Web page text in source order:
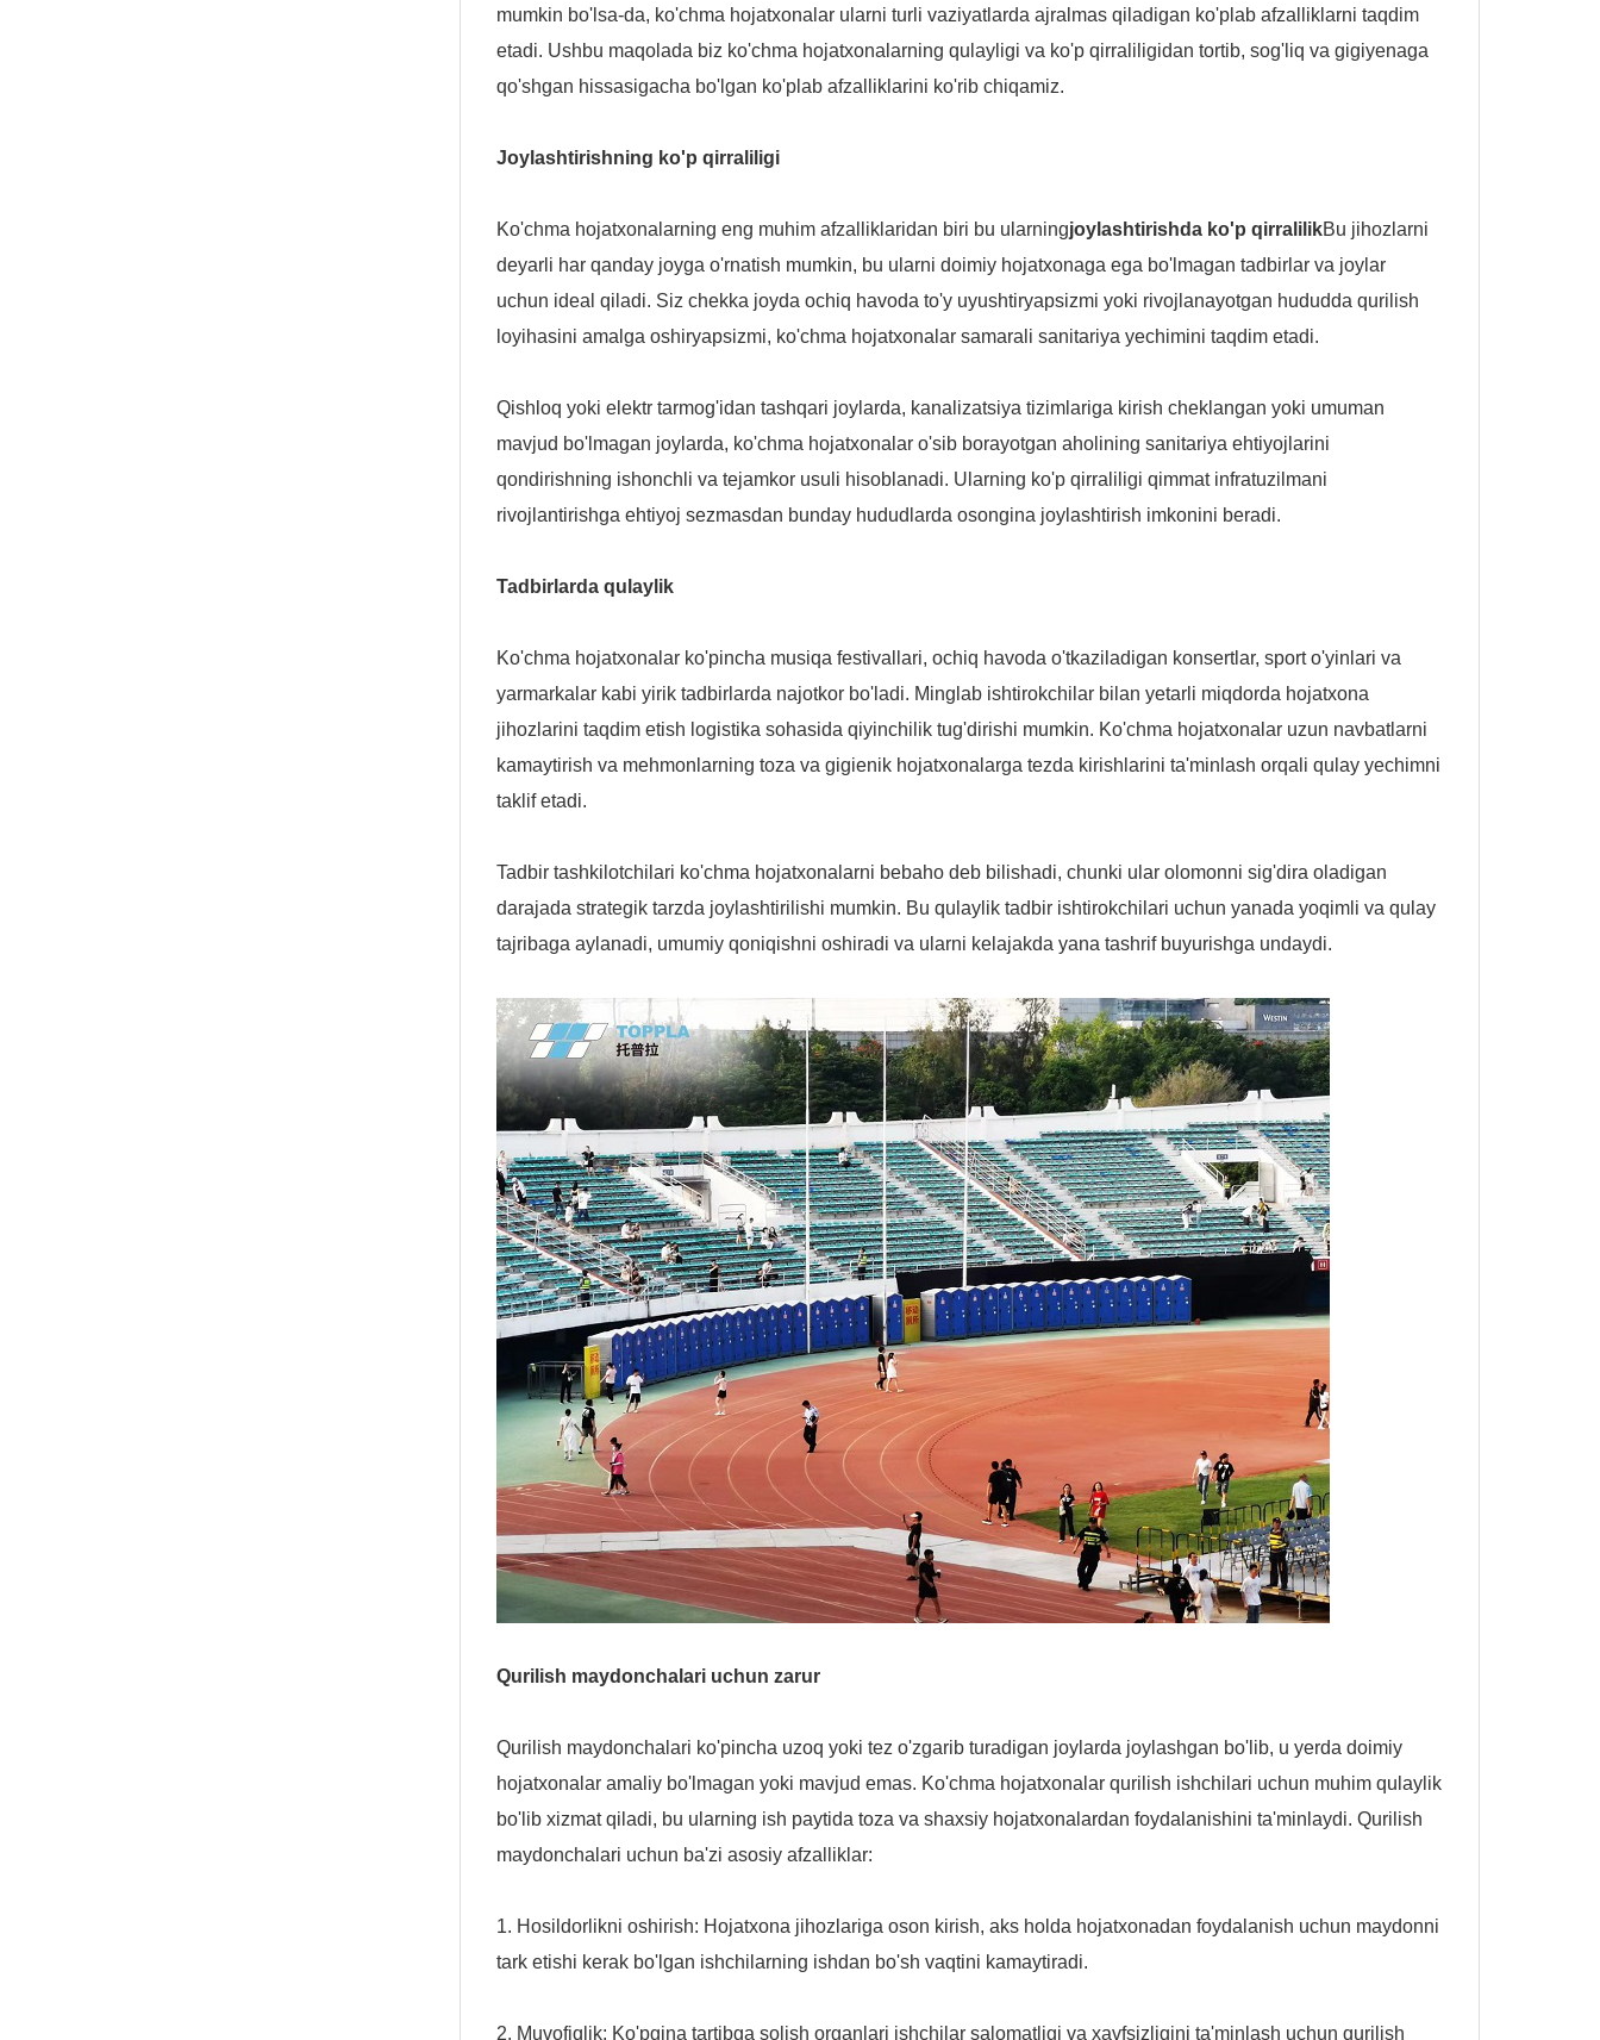
mumkin bo'lsa-da, ko'chma hojatxonalar ularni turli vaziyatlarda ajralmas qiladigan ko'plab afzalliklarni taqdim
etadi. Ushbu maqolada biz ko'chma hojatxonalarning qulayligi va ko'p qirraliligidan tortib, sog'liq va gigiyenaga
qo'shgan hissasigacha bo'lgan ko'plab afzalliklarini ko'rib chiqamiz.
Joylashtirishning ko'p qirraliligi
Ko'chma hojatxonalarning eng muhim afzalliklaridan biri bu ularningjoylashtirishda ko'p qirralilikBu jihozlarni
deyarli har qanday joyga o'rnatish mumkin, bu ularni doimiy hojatxonaga ega bo'lmagan tadbirlar va joylar
uchun ideal qiladi. Siz chekka joyda ochiq havoda to'y uyushtiryapsizmi yoki rivojlanayotgan hududda qurilish
loyihasini amalga oshiryapsizmi, ko'chma hojatxonalar samarali sanitariya yechimini taqdim etadi.
Qishloq yoki elektr tarmog'idan tashqari joylarda, kanalizatsiya tizimlariga kirish cheklangan yoki umuman
mavjud bo'lmagan joylarda, ko'chma hojatxonalar o'sib borayotgan aholining sanitariya ehtiyojlarini
qondirishning ishonchli va tejamkor usuli hisoblanadi. Ularning ko'p qirraliligi qimmat infratuzilmani
rivojlantirishga ehtiyoj sezmasdan bunday hududlarda osongina joylashtirish imkonini beradi.
Tadbirlarda qulaylik
Ko'chma hojatxonalar ko'pincha musiqa festivallari, ochiq havoda o'tkaziladigan konsertlar, sport o'yinlari va
yarmarkalar kabi yirik tadbirlarda najotkor bo'ladi. Minglab ishtirokchilar bilan yetarli miqdorda hojatxona
jihozlarini taqdim etish logistika sohasida qiyinchilik tug'dirishi mumkin. Ko'chma hojatxonalar uzun navbatlarni
kamaytirish va mehmonlarning toza va gigienik hojatxonalarga tezda kirishlarini ta'minlash orqali qulay yechimni
taklif etadi.
Tadbir tashkilotchilari ko'chma hojatxonalarni bebaho deb bilishadi, chunki ular olomonni sig'dira oladigan
darajada strategik tarzda joylashtirilishi mumkin. Bu qulaylik tadbir ishtirokchilari uchun yanada yoqimli va qulay
tajribaga aylanadi, umumiy qoniqishni oshiradi va ularni kelajakda yana tashrif buyurishga undaydi.
Qurilish maydonchalari uchun zarur
Qurilish maydonchalari ko'pincha uzoq yoki tez o'zgarib turadigan joylarda joylashgan bo'lib, u yerda doimiy
hojatxonalar amaliy bo'lmagan yoki mavjud emas. Ko'chma hojatxonalar qurilish ishchilari uchun muhim qulaylik
bo'lib xizmat qiladi, bu ularning ish paytida toza va shaxsiy hojatxonalardan foydalanishini ta'minlaydi. Qurilish
maydonchalari uchun ba'zi asosiy afzalliklar:
1. Hosildorlikni oshirish: Hojatxona jihozlariga oson kirish, aks holda hojatxonadan foydalanish uchun maydonni
tark etishi kerak bo'lgan ishchilarning ishdan bo'sh vaqtini kamaytiradi.
2. Muvofiqlik: Ko'pgina tartibga solish organlari ishchilar salomatligi va xavfsizligini ta'minlash uchun qurilish